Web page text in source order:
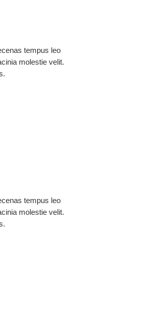
tempus leo
molestie velit.
tempus leo
molestie velit.